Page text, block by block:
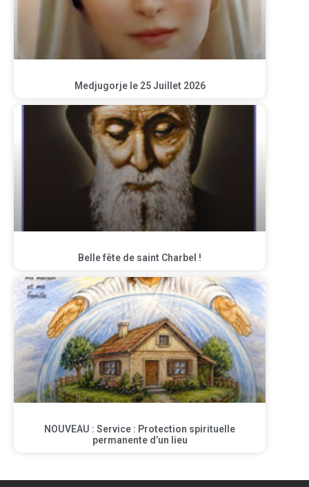
Medjugorje le 25 Juillet 2026
Belle fête de saint Charbel !
NOUVEAU : Service : Protection spirituelle
permanente d’un lieu